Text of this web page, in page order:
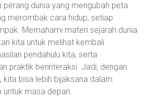
perang dunia yang mengubah peta
merombak cara hidup, setiap
Memahami materi sejarah dunia
kita untuk melihat kembali
pendahulu kita, serta
praktik berinteraksi. Jadi, dengan
bisa lebih bijaksana dalam
untuk masa depan.